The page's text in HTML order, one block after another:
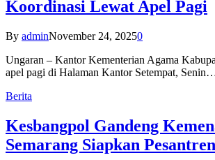
Koordinasi Lewat Apel Pagi
By adminNovember 24, 20250
Ungaran – Kantor Kementerian Agama
apel pagi di Halaman Kantor Setempat,
Berita
Kesbangpol Gandeng
Semarang Siapkan